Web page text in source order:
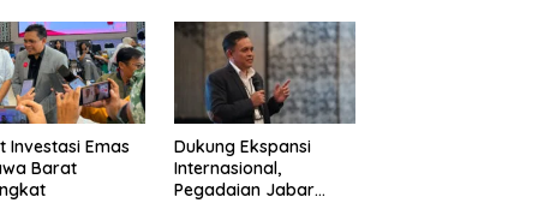
Global Industri Serial
Investasi Emas
Barat
Dukung Ekspansi
Internasional,
Pegadaian Jabar